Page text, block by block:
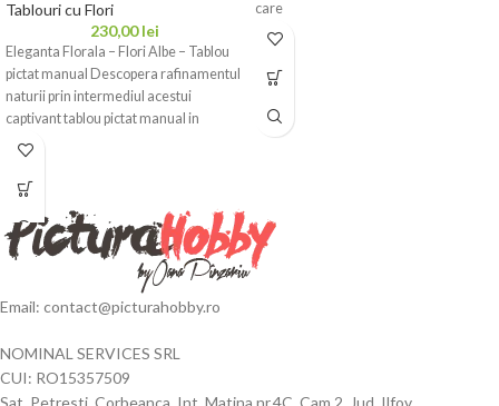
Tablouri cu Flori
230,00lei
Eleganta Florala – Flori Albe – Tablou
pictat manual Descopera rafinamentul
naturii prin intermediul acestui
captivant tablou pictat manual in
care
Email: contact@picturahobby.ro
NOMINAL SERVICES SRL
CUI: RO15357509
Sat. Petresti, Corbeanca, Int. Matina nr.4C, Cam.2, Jud. Ilfov